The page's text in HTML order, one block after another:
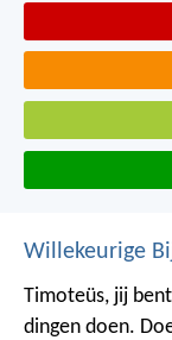
Willekeurige
Timoteüs, jij
dingen doen.